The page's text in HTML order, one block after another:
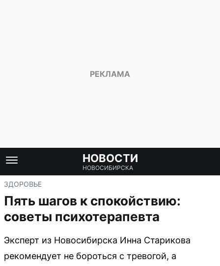
НОВОСТИ
НОВОСИБИРСКА
ЗДОРОВЬЕ
Пять шагов к спокойствию:
советы психотерапевта
Эксперт из Новосибирска Инна Старикова
рекомендует не бороться с тревогой, а